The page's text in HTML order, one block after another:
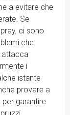
a evitare che
Se
ci sono
che
attacca
i
istante
provare a
garantire